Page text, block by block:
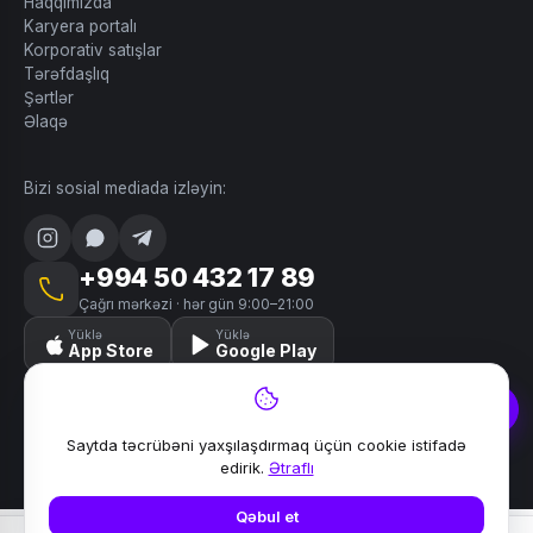
Karyera portalı
Korporativ satışlar
Tərəfdaşlıq
Şərtlər
Əlaqə
Bizi sosial mediada izləyin:
+994 50 432 17 89
Çağrı mərkəzi · hər gün 9:00–21:00
Yüklə
App Store
Yüklə
Google Play
© 2024–2026 Lili. Bütün hüquqlar qorunur.
Saytın xəritəsiƏlaqə
Saytda təcrübəni yaxşılaşdırmaq üçün cookie istifadə
edirik. Ətraflı
Qəbul et